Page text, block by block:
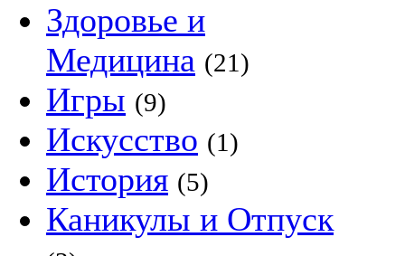
Здоровье и
Медицина (21)
Игры (9)
Искусство (1)
История (5)
Каникулы и Отпуск